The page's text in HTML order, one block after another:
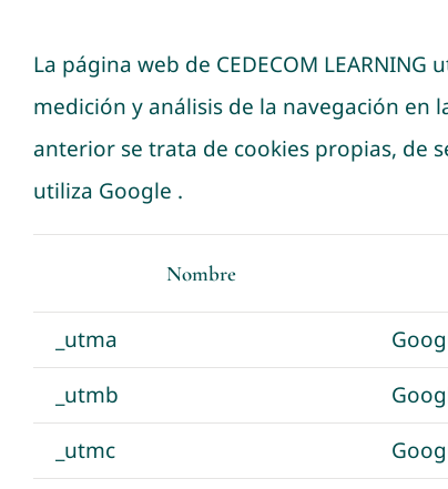
La página web de CEDECOM
medición y análisis de la navegación en
anterior se trata de cookies propias, de
utiliza Google .
Nombre
_utma
_utmb
_utmc